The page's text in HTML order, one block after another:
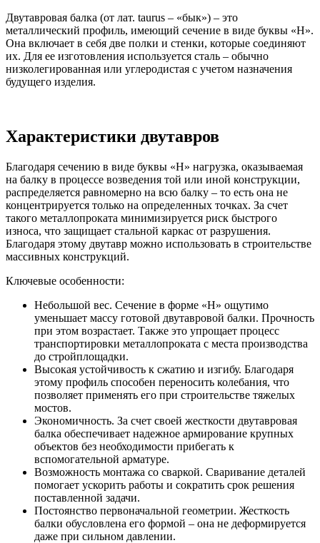
Двутавровая балка (от лат. taurus – «бык») – это
металлический профиль, имеющий сечение в виде буквы «Н».
Она включает в себя две полки и стенки, которые соединяют
их. Для ее изготовления используется сталь – обычно
низколегированная или углеродистая с учетом назначения
будущего изделия.
Характеристики двутавров
Благодаря сечению в виде буквы «Н» нагрузка, оказываемая
на балку в процессе возведения той или иной конструкции,
распределяется равномерно на всю балку – то есть она не
концентрируется только на определенных точках. За счет
такого металлопроката минимизируется риск быстрого
износа, что защищает стальной каркас от разрушения.
Благодаря этому двутавр можно использовать в строительстве
массивных конструкций.
Ключевые особенности:
Небольшой вес. Сечение в форме «Н» ощутимо
уменьшает массу готовой двутавровой балки. Прочность
при этом возрастает. Также это упрощает процесс
транспортировки металлопроката с места производства
до стройплощадки.
Высокая устойчивость к сжатию и изгибу. Благодаря
этому профиль способен переносить колебания, что
позволяет применять его при строительстве тяжелых
мостов.
Экономичность. За счет своей жесткости двутавровая
балка обеспечивает надежное армирование крупных
объектов без необходимости прибегать к
вспомогательной арматуре.
Возможность монтажа со сваркой. Сваривание деталей
помогает ускорить работы и сократить срок решения
поставленной задачи.
Постоянство первоначальной геометрии. Жесткость
балки обусловлена его формой – она не деформируется
даже при сильном давлении.